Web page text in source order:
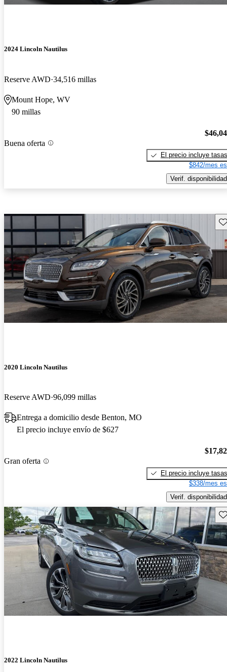
2024 Lincoln Nautilus
Reserve AWD 34,516 millas
Mount Hope, WV
90 millas
Buena oferta
El precio incluye tasas
$842/mes
Verif. disponibilidad
2020 Lincoln Nautilus
Reserve AWD 96,099 millas
Entrega a domicilio desde Benton, MO
El precio incluye envío de $627
Gran oferta
El precio incluye tasas
$338/mes
Verif. disponibilidad
2022 Lincoln Nautilus